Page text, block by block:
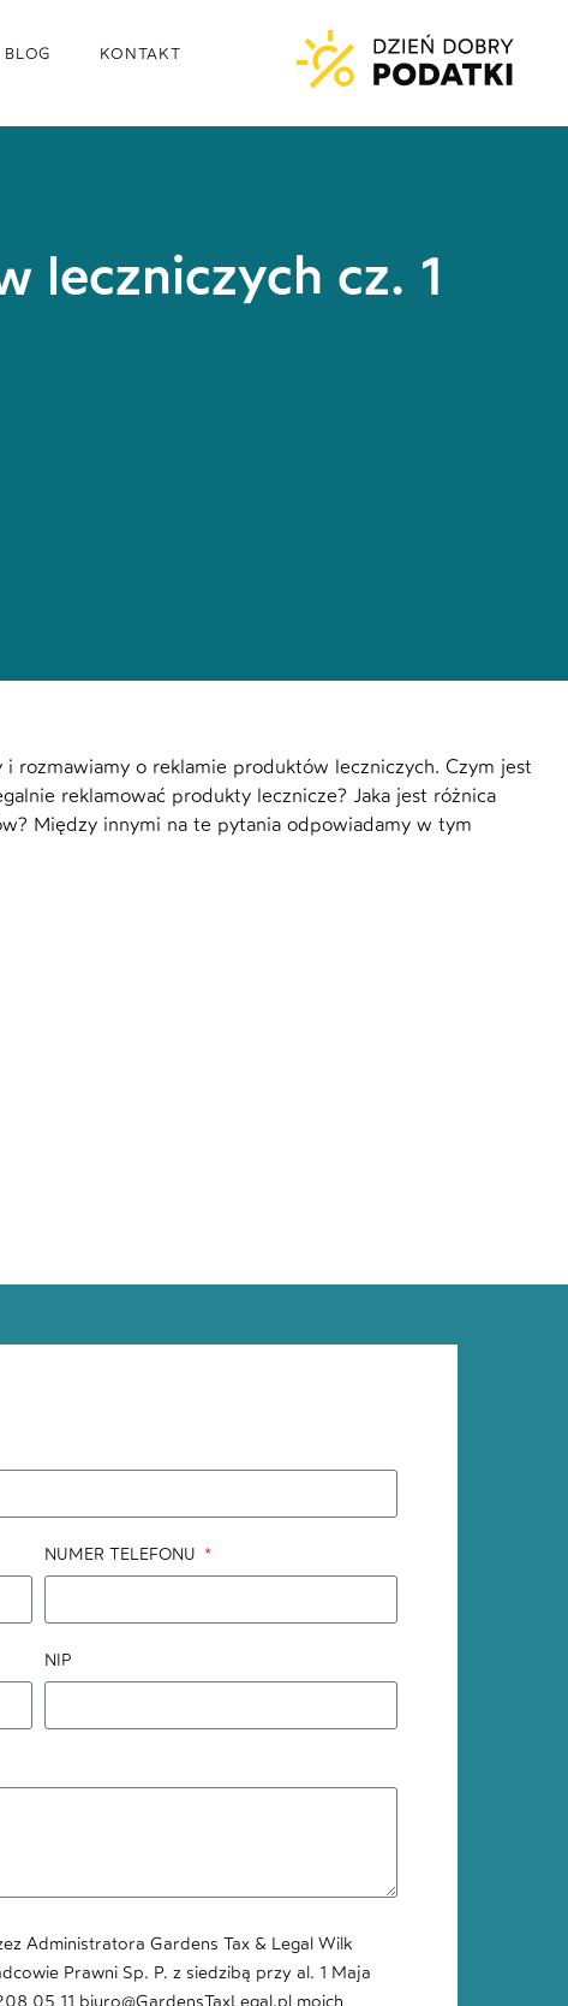
BLOG KONTAKT
leczniczych cz. 1
rozmawiamy o reklamie produktów leczniczych. Czym jest
reklamować produkty lecznicze? Jaka jest różnica
Między innymi na te pytania odpowiadamy w tym
NUMER TELEFONU
NIP
Administratora Gardens Tax & Legal Wilk
Prawni Sp. P. z siedzibą przy al. 1 Maja
05 11 biuro@GardensTaxLegal.pl moich